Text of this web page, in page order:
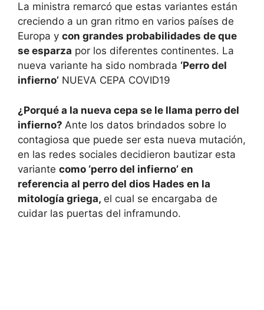
La ministra remarcó que estas variantes están
creciendo a un gran ritmo en varios países de
Europa y con grandes probabilidades de que
se esparza por los diferentes continentes. La
nueva variante ha sido nombrada ‘Perro del
infierno’ NUEVA CEPA COVID19
¿Porqué a la nueva cepa se le llama perro del
infierno? Ante los datos brindados sobre lo
contagiosa que puede ser esta nueva mutación,
en las redes sociales decidieron bautizar esta
variante como ‘perro del infierno’ en
referencia al perro del dios Hades en la
mitología griega, el cual se encargaba de
cuidar las puertas del inframundo.